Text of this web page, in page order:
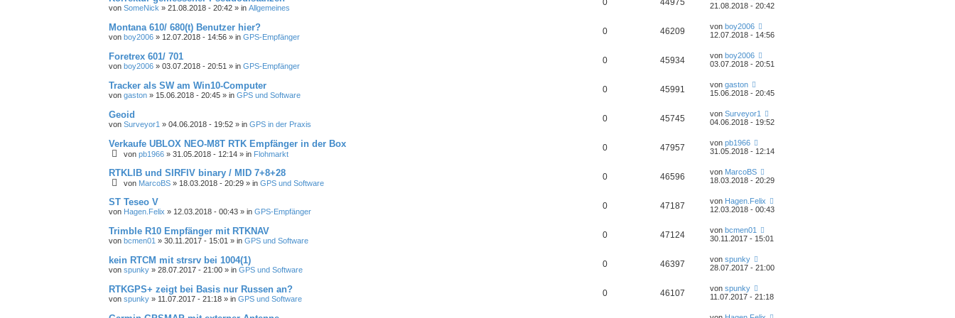
von SomeNick » 21.08.2018 - 20:42 » in Allgemeines
0 44975
21.08.2018 - 20:42
Montana 610/ 680(t) Benutzer hier?
von boy2006 » 12.07.2018 - 14:56 » in GPS-Empfänger
0 46209 von boy2006
12.07.2018 - 14:56
Foretrex 601/ 701
von boy2006 » 03.07.2018 - 20:51 » in GPS-Empfänger
0 45934 von boy2006
03.07.2018 - 20:51
Tracker als SW am Win10-Computer
von gaston » 15.06.2018 - 20:45 » in GPS und Software
0 45991 von gaston
15.06.2018 - 20:45
Geoid
von Surveyor1 » 04.06.2018 - 19:52 » in GPS in der Praxis
0 45745 von Surveyor1
04.06.2018 - 19:52
Verkaufe UBLOX NEO-M8T RTK Empfänger in der Box
von pb1966 » 31.05.2018 - 12:14 » in Flohmarkt
0 47957 von pb1966
31.05.2018 - 12:14
RTKLIB und SIRFIV binary / MID 7+8+28
von MarcoBS » 18.03.2018 - 20:29 » in GPS und Software
0 46596 von MarcoBS
18.03.2018 - 20:29
ST Teseo V
von Hagen.Felix » 12.03.2018 - 00:43 » in GPS-Empfänger
0 47187 von Hagen.Felix
12.03.2018 - 00:43
Trimble R10 Empfänger mit RTKNAV
von bcmen01 » 30.11.2017 - 15:01 » in GPS und Software
0 47124 von bcmen01
30.11.2017 - 15:01
kein RTCM mit strsrv bei 1004(1)
von spunky » 28.07.2017 - 21:00 » in GPS und Software
0 46397 von spunky
28.07.2017 - 21:00
RTKGPS+ zeigt bei Basis nur Russen an?
von spunky » 11.07.2017 - 21:18 » in GPS und Software
0 46107 von spunky
11.07.2017 - 21:18